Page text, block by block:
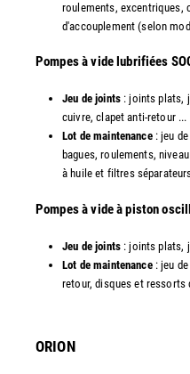
roulements, excentriques,
d'accouplement (selon
​Pompes à vide lubrifiées
Jeu de joints: joints plats,
cuivre, clapet anti-retour ...
Lot de maintenance: jeu
bagues, roulements,
à huile et filtres
​Pompes à vide à piston
Jeu de joints: joints plats,
Lot de maintenance: jeu de
retour, disques et ressorts
ORION